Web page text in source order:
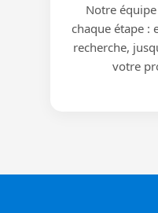
Notre
chaque étape :
recherche,
votre